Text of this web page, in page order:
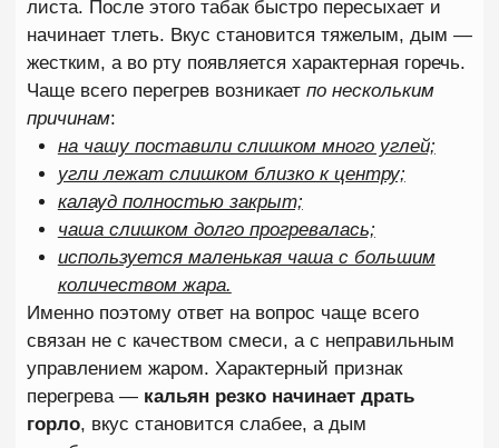
становится сухим, теряет аромат и начинает
быстрее перегреваться.Пересушенный табак
можно определить визуально. Он выглядит менее
влажным, плохо тянется между пальцами и
практически не оставляет сиропа на руках. Такой
продукт хуже переносит высокую температуру и
значительно быстрее начинает горчить.
Также стоит учитыватькачество самого сырья.
Дешевые смеси нередко содержат грубый лист,
который хуже переносит нагрев и быстрее теряет
вкусовые свойства. Если кальян горчит табак
даже при правильной забивке и умеренном
количестве углей, стоит обратить внимание
именно на качество используемой смеси.
О правильном розжиге углей вспоминают редко,
хотя именно этот этап способен испортить вкус
кальяна еще до начала курения. Уголь должен
полностью
раскалиться со всех сторон . Если
часть кубика остается темной, внутри
продолжаются процессы горения. Во время
курения такой уголь может выделять посторонние